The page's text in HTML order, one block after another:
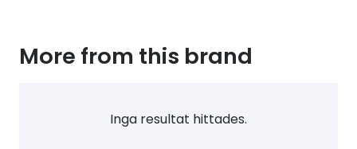
More from this brand
Inga resultat hittades.